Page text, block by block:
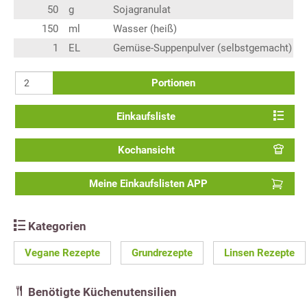
50 g
Sojagranulat
150
ml
Wasser (heiß)
1
EL Gemüse-Suppenpulver (selbstgemacht)
Portionen
Einkaufsliste
Kochansicht
Meine Einkaufslisten APP
Kategorien
Vegane Rezepte Grundrezepte Linsen Rezepte
Benötigte Küchenutensilien